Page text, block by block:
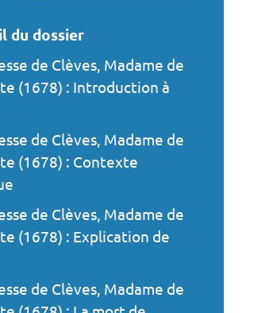
du dossier
de Clèves, Madame de
(1678) : Introduction à
de Clèves, Madame de
(1678) : Contexte
de Clèves, Madame de
(1678) : Explication de
de Clèves, Madame de